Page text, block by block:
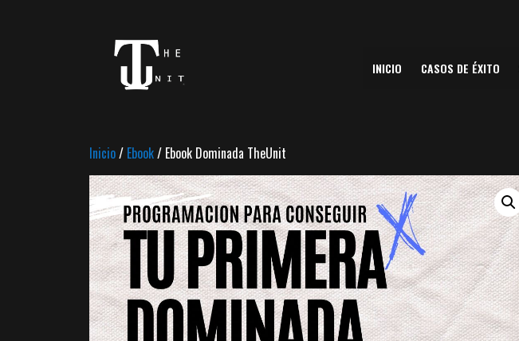
INICIO CASOS DE ÉXITO
Inicio/ Ebook/ Ebook Dominada TheUnit